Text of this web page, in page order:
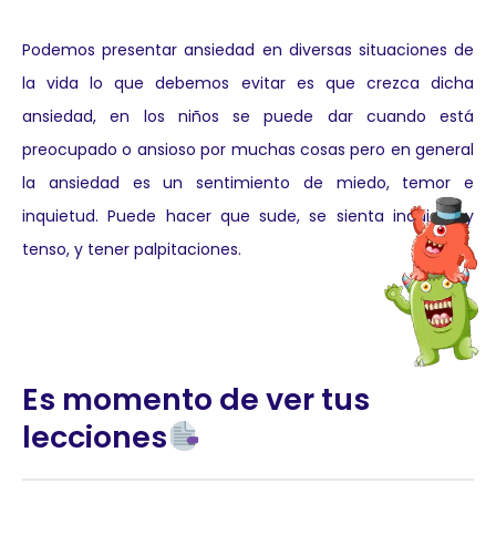
Podemos presentar ansiedad en diversas situaciones de
la vida lo que debemos evitar es que crezca dicha
ansiedad, en los niños se puede dar cuando está
preocupado o ansioso por muchas cosas pero en general
la ansiedad es un sentimiento de miedo, temor e
inquietud. Puede hacer que sude, se sienta inquieto y
tenso, y tener palpitaciones.
Es momento de ver tus
lecciones